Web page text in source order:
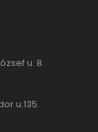
u. 8.
u.135.